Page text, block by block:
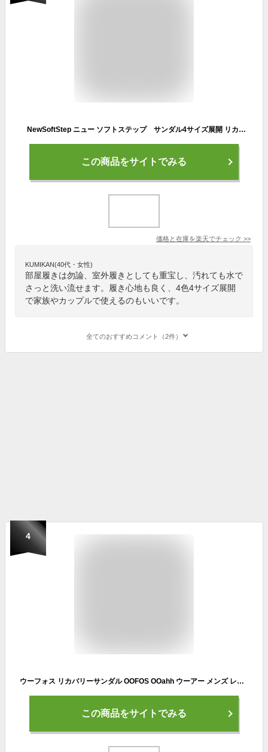
NewSoftStep ニュー ソフトステップ サンダル4サイズ展開 リカバリーサンダル メンズ レディース 室内 室外兼用健康サンダル 健康スリッパ つぼ押し 洗える エコ
この商品をサイトでみる
価格と在庫を楽天でチェック >>
KUMIKAN(40代・女性)
部屋履きは勿論、室外履きとしても重宝し、汚れても水で
さっと洗い流せます。履き心地も良く、4色4サイズ展開
で家族やカップルで使えるのもいいです。
全てのおすすめコメント（2件）
4
ウーフォス リカバリーサンダル OOFOS OOahh ウーアー メンズ レディース シャワーサンダル 国内正規品 送料無料 【サイズ交換片道無料】 スライドサンダル サンダル リカバリーシューズ スポーツ ランニング マラソン トライアスロン
この商品をサイトでみる